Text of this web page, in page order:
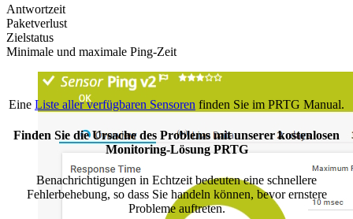
Antwortzeit
Paketverlust
Zielstatus
Minimale und maximale Ping-Zeit
Eine Liste aller verfügbaren Sensoren finden Sie im PRTG Manual.
Finden Sie die Ursache des Problems mit unserer kostenlosen
Monitoring-Lösung PRTG
Benachrichtigungen in Echtzeit bedeuten eine schnellere
Fehlerbehebung, so dass Sie handeln können, bevor ernstere
Probleme auftreten.